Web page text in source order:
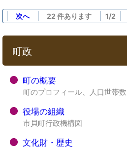
次へ 22 件あります 1/2
町政
町の概要
町のプロフィール、人口世帯数
役場の組織
市貝町行政機構図
文化財・歴史